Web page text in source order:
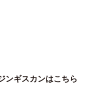
ンギスカンはこちら